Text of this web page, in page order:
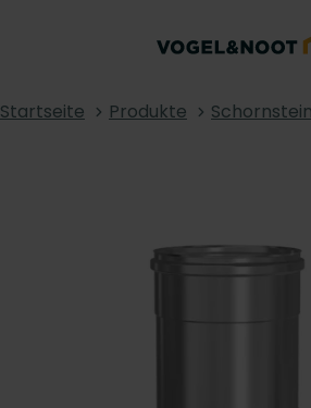
Startseite Produkte